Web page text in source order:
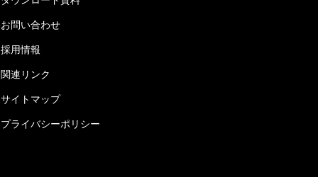
お問い合わせ
採用情報
関連リンク
サイトマップ
プライバシーポリシー